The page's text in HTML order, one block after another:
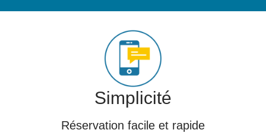
Simplicité
Réservation facile et rapide